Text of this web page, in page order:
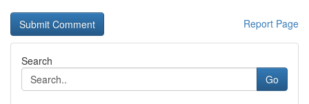
Report Page
Search
Go